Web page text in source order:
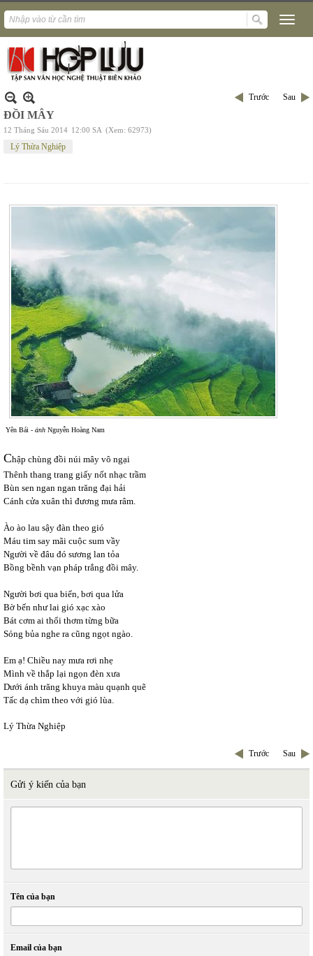
Trước Sau
ĐỒI MÂY
12 Tháng Sáu 2014 12:00 SA (Xem: 62973)
Lý Thừa Nghiệp
Yên Bái - ảnh Nguyễn Hoàng Nam
Chập chùng đồi núi mây vô ngại
Thênh thang trang giấy nốt nhạc trầm
Bùn sen ngan ngan trăng đại hải
Cánh cửa xuân thì đương mưa râm.
Ào ào lau sậy đàn theo gió
Máu tim say mãi cuộc sum vầy
Người về đâu đó sương lan tỏa
Bồng bềnh vạn pháp trắng đồi mây.
Người bơi qua biển, bơi qua lửa
Bờ bến như lai gió xạc xào
Bát cơm ai thổi thơm từng bữa
Sóng bủa nghe ra cũng ngọt ngào.
Em ạ! Chiều nay mưa rơi nhẹ
Mình về thắp lại ngọn đèn xưa
Dưới ánh trăng khuya màu quạnh quẽ
Tấc dạ chìm theo với gió lùa.
Lý Thừa Nghiệp
Trước Sau
Gửi ý kiến của bạn
Tên của bạn
Email của bạn